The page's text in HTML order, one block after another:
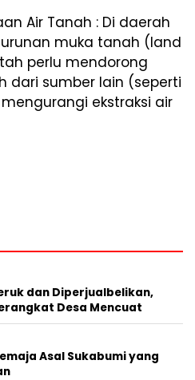
Air Tanah : Di daerah
muka tanah (land
perlu mendorong
dari sumber lain (seperti
mengurangi ekstraksi air
dan Diperjualbelikan,
Desa Mencuat
Asal Sukabumi yang